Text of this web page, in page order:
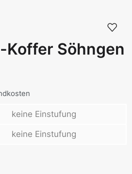
Koffer Söhngen
keine Einstufung
keine Einstufung